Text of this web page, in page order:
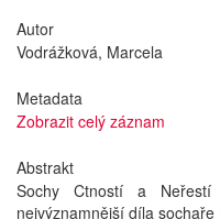
Autor
Vodrážková, Marcela
Metadata
Zobrazit celý záznam
Abstrakt
Sochy Ctností a
nejvýznamnější díla